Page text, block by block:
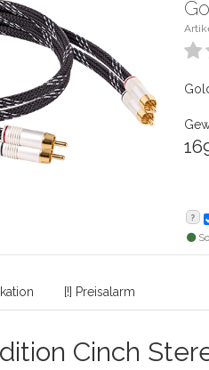
?
[!] Preisalarm
Cinch